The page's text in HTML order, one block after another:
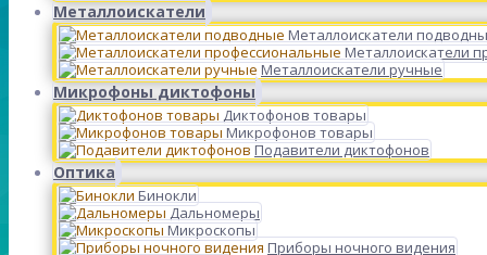
Металлоискатели
Металлоискатели
Металлоискатели
Металлоискатели ручные
Микрофоны диктофоны
Диктофонов товары
Микрофонов товары
Подавители диктофонов
Оптика
Бинокли
Дальномеры
Микроскопы
Приборы ночного видения